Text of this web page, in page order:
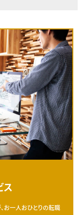
ス
お一人おひとりの転職